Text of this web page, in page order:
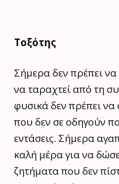
Τοξότης
Σήμερα δεν πρέπει να
να ταραχτεί από τη
φυσικά δεν πρέπει να
που δεν σε οδηγούν
εντάσεις. Σήμερα
καλή μέρα για να
ζητήματα που δεν